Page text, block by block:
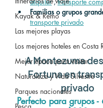
Kayak & Remo
Las mejores playas
Los mejores hoteles en Costa
Mejor época para visitar
Naturaleza y Vida Silvestre
Parques nacionales
alquiler , transporte
Familias o grupos
transporte privado
A Montezuma
Fortuna en
privado
Perfecto para grupos -